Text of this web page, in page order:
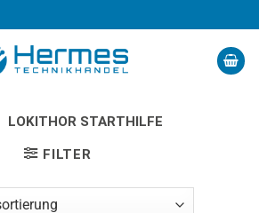
LOKITHOR STARTHILFE
FILTER